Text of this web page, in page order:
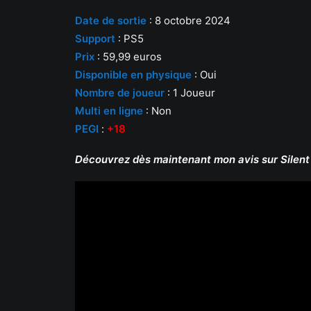
Date de sortie : 8 octobre 2024
Support : PS5
Prix : 59,99 euros
Disponible en physique : Oui
Nombre de joueur : 1 Joueur
Multi en ligne : Non
PEGI : +18
Découvrez dès maintenant mon avis sur